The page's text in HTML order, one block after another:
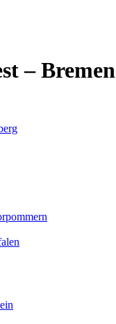
– Bremen